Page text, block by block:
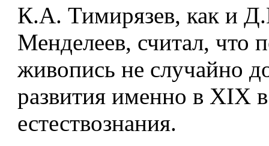
К.А. Тимирязев, как и
Менделеев, считал, что
живопись не случайно
развития именно в XIX
естествознания.